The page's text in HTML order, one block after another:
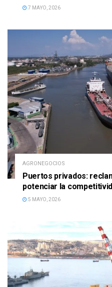
7 MAYO, 2026
AGRONEGOCIOS
Puertos privados:
potenciar la
5 MAYO, 2026